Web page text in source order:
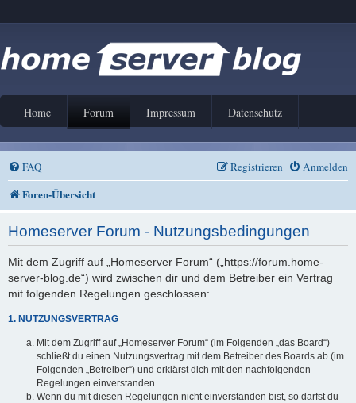
Home Forum Impressum Datenschutz
FAQ Anmelden
Registrieren
Foren-Übersicht
Homeserver Forum - Nutzungsbedingungen
Mit dem Zugriff auf „Homeserver Forum“ („https://forum.home-
server-blog.de“) wird zwischen dir und dem Betreiber ein Vertrag
mit folgenden Regelungen geschlossen:
1. NUTZUNGSVERTRAG
Mit dem Zugriff auf „Homeserver Forum“ (im Folgenden „das Board“)
schließt du einen Nutzungsvertrag mit dem Betreiber des Boards ab (im
Folgenden „Betreiber“) und erklärst dich mit den nachfolgenden
Regelungen einverstanden.
Wenn du mit diesen Regelungen nicht einverstanden bist, so darfst du